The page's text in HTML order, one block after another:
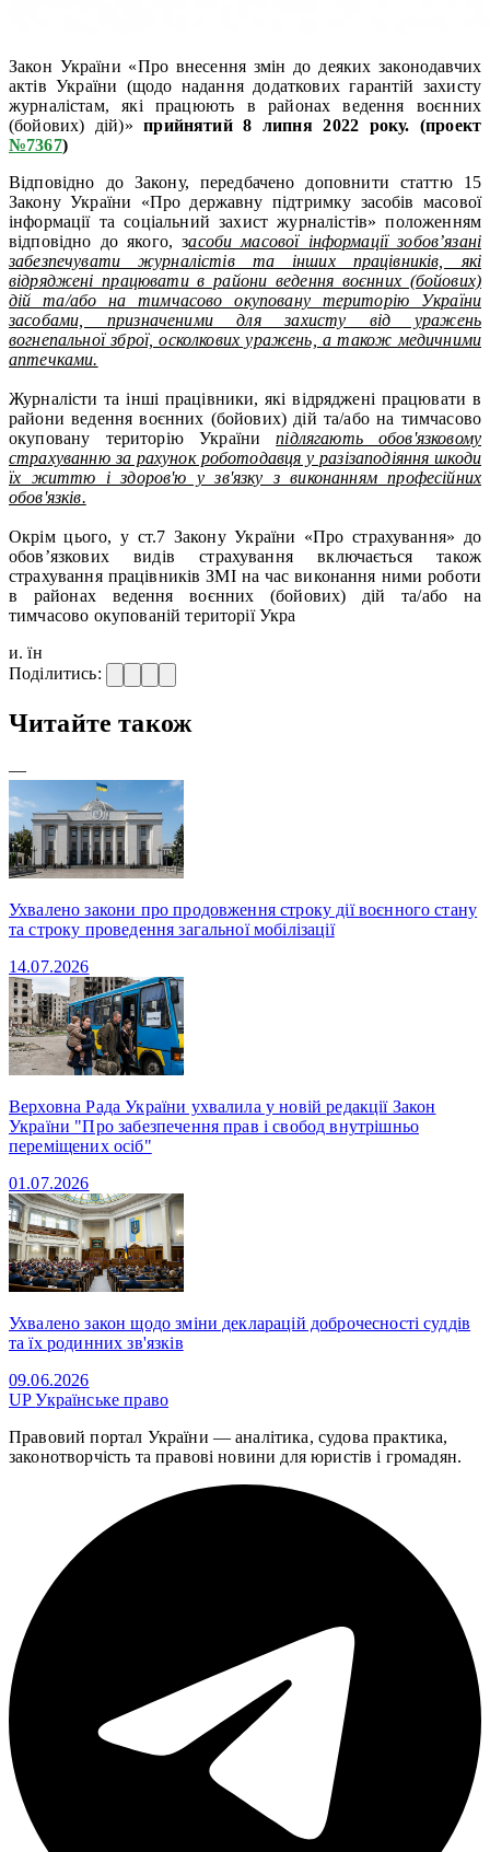
Закон України «Про внесення змін до деяких законодавчих
актів України (щодо надання додаткових гарантій захисту
журналістам, які працюють в районах ведення воєнних
(бойових) дій)»
прийнятий 8 липня 2022 року. (проект
№7367)
Відповідно до Закону, передбачено доповнити статтю 15
Закону України «Про державну підтримку засобів масової
інформації та соціальний захист журналістів» положенням
відповідно до якого, засоби масової інформації зобов’язані
забезпечувати журналістів та інших працівників, які
відряджені працювати в райони ведення воєнних (бойових)
дій та/або на тимчасово окуповану територію України
засобами, призначеними для захисту від уражень
вогнепальної зброї, осколкових уражень, а також медичними
аптечками.
Журналісти та інші працівники, які відряджені працювати в
райони ведення воєнних (бойових) дій та/або на тимчасово
окуповану територію Українипідлягають обов'язковому
страхуванню за рахунок роботодавця у разізаподіяння шкоди
їх життю і здоров'ю у зв'язку з виконанням професійних
обов'язків.
Окрім цього, у ст.7 Закону України «Про страхування» до
обов’язкових видів страхування включається також
страхування працівників ЗМІ на час виконання ними роботи
в районах ведення воєнних (бойових) дій та/або на
тимчасово окупованій території Укра
и. їн
Поділитись:
Читайте також
—
Ухвалено закони про продовження строку дії воєнного стану
та строку проведення загальної мобілізації
14.07.2026
Верховна Рада України ухвалила у новій редакції Закон
України "Про забезпечення прав і свобод внутрішньо
переміщених осіб"
01.07.2026
Ухвалено закон щодо зміни декларацій доброчесності суддів
та їх родинних зв'язків
09.06.2026
UPУкраїнське право
Правовий портал України — аналітика, судова практика,
законотворчість та правові новини для юристів і громадян.